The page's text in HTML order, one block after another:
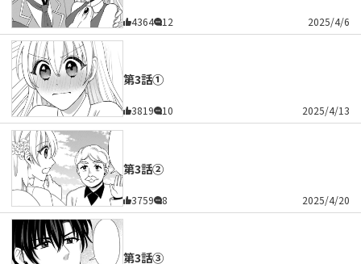
4364 12 2025/4/6
第3話①
3819 10 2025/4/13
第3話②
3759 8 2025/4/20
第3話③